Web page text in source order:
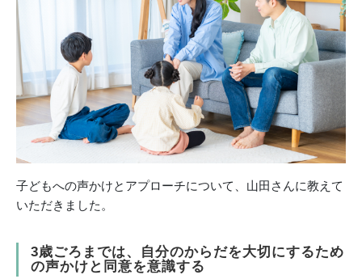
子どもへの声かけとアプローチについて、山田さんに教えて
いただきました。
3歳ごろまでは、自分のからだを大切にするため
の声かけと同意を意識する